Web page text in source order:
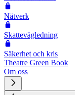
Nätverk
Skattevägledning
Säkerhet och kris
Theatre Green Book
Om oss